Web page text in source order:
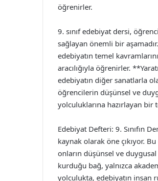
öğrenirler.
9. sınıf edebiyat dersi,
sağlayan önemli bir
edebiyatın temel
aracılığıyla öğrenirler.
edebiyatın diğer sanatlarla
öğrencilerin düşünsel ve
yolculuklarına hazırlayan bir
Edebiyat Defteri: 9. Sınıfın
kaynak olarak öne çıkıyor.
onların düşünsel ve
kurduğu bağ, yalnızca
yolculukta, edebiyatın